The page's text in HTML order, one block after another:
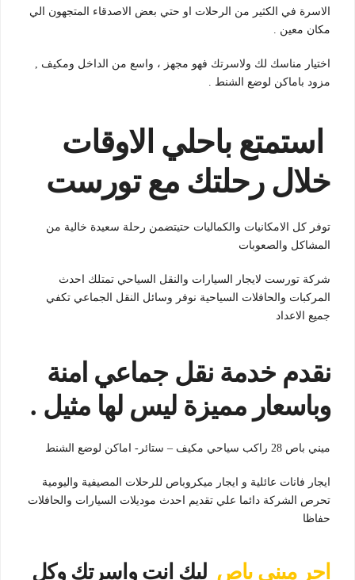
الاسرة في الكثير من الرحلات او حتي بعض الاصدقاء المتجهون الي
مكان معين .
اختيار مناسك لك ولاسرتك فهو مجهز ، واسع من الداخل ومكيف ,
مزود باماكن لوضع الشنط .
استمتع باحلي الاوقات
خلال رحلتك مع تورست
توفر كل الامكانيات والكماليات حتيتضمن رحلة سعيدة خالية من
المشاكل والصعوبات
شركة تورست لايجار السيارات والنقل السياحي تمتلك احدث
المركبات والحافلات السياحية نوفر وسائل النقل الجماعي تكفي
جميع الاعداد
نقدم خدمة نقل جماعي امنة
وباسعار مميزة ليس لها مثيل .
ميني باص 28 راكب سياحي مكيف – ستائر- اماكن لوضع الشنط
ايجار فانات عائلية و ايجار ميكروباص للرحلات المصيفية واليومية
تحرص الشركة دائما علي تقديم احدث موديلات السيارات والحافلات
حفاظا
اجر ميني باص ليك انت واسرتك وكل